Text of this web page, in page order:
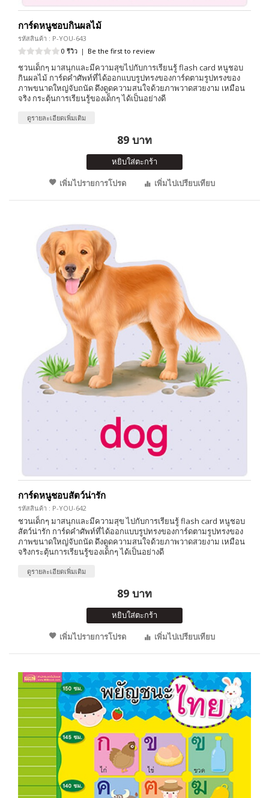
การ์ดหนูชอบกินผลไม้
รหัสสินค้า : P-YOU-643
0 รีวิว | Be the first to review
ชวนเด็กๆ มาสนุกและมีความสุขไปกับการเรียนรู้ flash card หนูชอบ
กินผลไม้ การ์ดคำศัพท์ที่ได้ออกแบบรูปทรงของการ์ดตามรูปทรงของ
ภาพขนาดใหญ่จับถนัด ดึงดูดความสนใจด้วยภาพวาดสวยงาม เหมือน
จริง กระตุ้นการเรียนรู้ของเด็กๆ ได้เป็นอย่างดี
ดูรายละเอียดเพิ่มเติม
89 บาท
หยิบใส่ตะกร้า
เพิ่มไปรายการโปรด
เพิ่มไปเปรียบเทียบ
การ์ดหนูชอบสัตว์น่ารัก
รหัสสินค้า : P-YOU-642
ชวนเด็กๆ มาสนุกและมีความสุข ไปกับการเรียนรู้ flash card หนูชอบ
สัตว์น่ารัก การ์ดคำศัพท์ที่ได้ออกแบบรูปทรงของการ์ดตามรูปทรงของ
ภาพขนาดใหญ่จับถนัด ดึงดูดความสนใจด้วยภาพวาดสวยงาม เหมือน
จริงกระตุ้นการเรียนรู้ของเด็กๆ ได้เป็นอย่างดี
ดูรายละเอียดเพิ่มเติม
89 บาท
หยิบใส่ตะกร้า
เพิ่มไปรายการโปรด
เพิ่มไปเปรียบเทียบ